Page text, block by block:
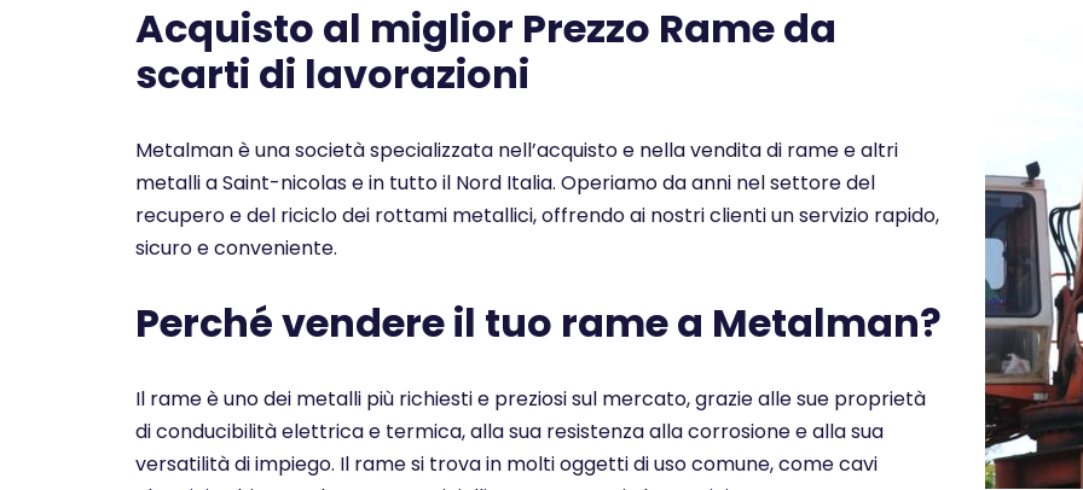
Acquisto al miglior Prezzo Rame da
scarti di lavorazioni
Metalman è una società specializzata nell’acquisto e nella vendita di rame e altri
metalli a Saint-nicolas e in tutto il Nord Italia. Operiamo da anni nel settore del
recupero e del riciclo dei rottami metallici, offrendo ai nostri clienti un servizio rapido,
sicuro e conveniente.
Perché vendere il tuo rame a Metalman?
Il rame è uno dei metalli più richiesti e preziosi sul mercato, grazie alle sue proprietà
di conducibilità elettrica e termica, alla sua resistenza alla corrosione e alla sua
versatilità di impiego. Il rame si trova in molti oggetti di uso comune, come cavi